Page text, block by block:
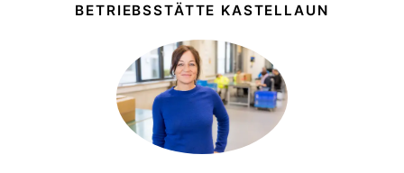
BETRIEBSSTÄTTE KASTELLAUN